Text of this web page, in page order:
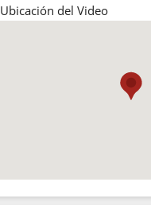
Ubicación del Video